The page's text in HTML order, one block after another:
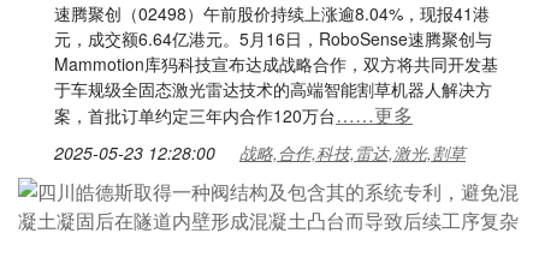
速腾聚创（02498）午前股价持续上涨逾8.04%，现报41港
元，成交额6.64亿港元。5月16日，RoboSense速腾聚创与
Mammotion库犸科技宣布达成战略合作，双方将共同开发基
于车规级全固态激光雷达技术的高端智能割草机器人解决方
案，首批订单约定三年内合作120万台……更多
2025-05-23 12:28:00 战略,合作,科技,雷达,激光,割草